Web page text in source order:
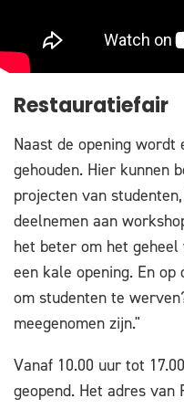
Restauratiefair
Naast de opening
gehouden. Hier kunnen
projecten van
deelnemen aan
het beter om het
een kale opening. En
om studenten te
meegenomen zijn."
Vanaf 10.00 uur tot
geopend. Het adres van